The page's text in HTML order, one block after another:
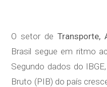
O setor deTransporte,
Brasil segue em ritmo
Segundo dados do
Bruto (PIB) do país